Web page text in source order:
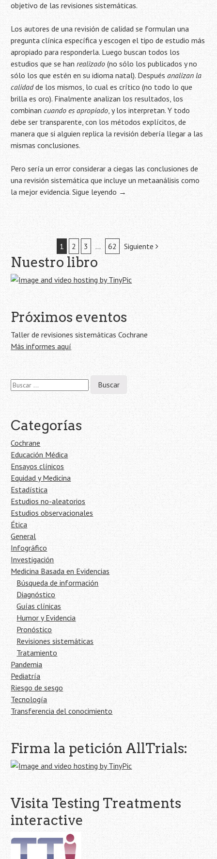
objetivo de las revisiones sistemáticas.
Los autores de una revisión de calidad se formulan una
pregunta clínica específica y escogen el tipo de estudio más
apropiado para responderla. Luego buscan todos los
estudios que se hanrealizado (no sólo los publicados y no
sólo los que estén en su idioma natal). Despuésanalizan la
calidadde los mismos, lo cual es crítico (no todo lo que
brilla es oro). Finalmente analizan los resultados, los
combinancuando es apropiado, y los interpretan. Y todo
debe ser transparente, con los métodos explícitos, de
manera que si alguien replica la revisión debería llegar a las
mismas conclusiones.
Pero sería un error considerar a ciegas las conclusiones de
una revisión sistemática que incluye un metaanálisis como
la mejor evidencia.Sigue leyendo →
Navegación
de
la
entrada
1 2 3 … 62 Siguiente
Nuestro libro
Próximos eventos
Taller de revisiones sistemáticas Cochrane
Más informes aquí
Buscar:
Categorías
Cochrane
Educación Médica
Ensayos clínicos
Equidad y Medicina
Estadística
Estudios no-aleatorios
Estudios observacionales
Ética
General
Infográfico
Investigación
Medicina Basada en Evidencias
Búsqueda de información
Diagnóstico
Guías clínicas
Humor y Evidencia
Pronóstico
Revisiones sistemáticas
Tratamiento
Pandemia
Pediatría
Riesgo de sesgo
Tecnología
Transferencia del conocimiento
Firma la petición AllTrials:
Visita Testing Treatments
interactive